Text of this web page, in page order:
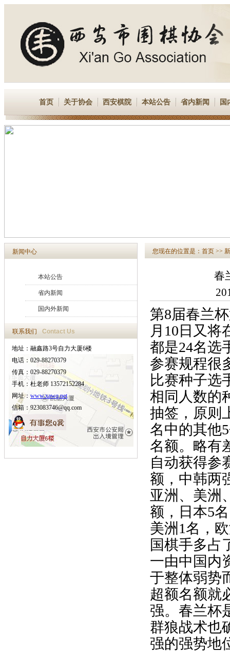
首页 关于协会 西安棋院 本站公告 省内新闻 国
新闻中心
本站公告
省内新闻
国内外新闻
联系我们 Contact Us
地址：融鑫路3号自力大厦6楼
电话：029-88270379
传真：029-88270379
手机：杜老师 13572152284
网址： www.xawq.net
信箱：923083746@qq.com
您现在的位置是： 首页 >>
春
第8届春兰
月10日又将
都是24名选
参赛规程很
比赛种子选
相同人数的
抽签，原则
名中的其他
名额。略有
自动获得参
额，中韩两
亚洲、美洲
额，日本5
美洲1名，
国棋手多占
一由中国内
于整体弱势
超额名额就
强。春兰杯
群狼战术也
强的强势地